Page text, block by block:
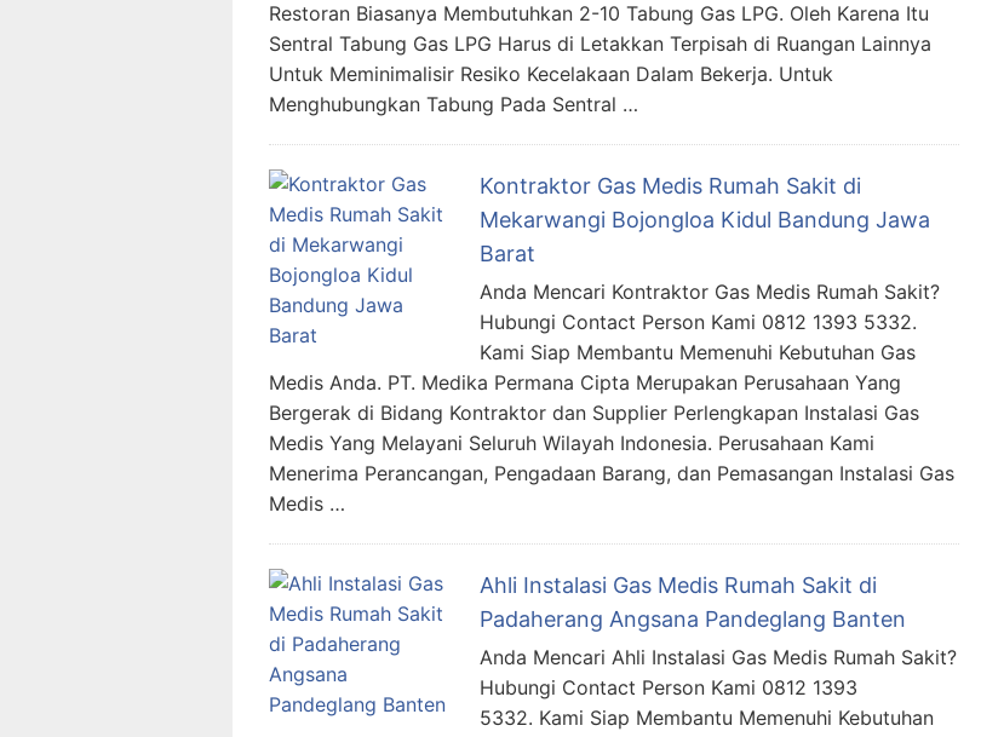
Restoran Biasanya Membutuhkan 2-10 Tabung Gas LPG. Oleh Karena Itu
Sentral Tabung Gas LPG Harus di Letakkan Terpisah di Ruangan Lainnya
Untuk Meminimalisir Resiko Kecelakaan Dalam Bekerja. Untuk
Menghubungkan Tabung Pada Sentral …
Kontraktor Gas Medis Rumah Sakit di
Mekarwangi Bojongloa Kidul Bandung Jawa
Barat
Anda Mencari Kontraktor Gas Medis Rumah Sakit?
Hubungi Contact Person Kami 0812 1393 5332.
Kami Siap Membantu Memenuhi Kebutuhan Gas
Medis Anda. PT. Medika Permana Cipta Merupakan Perusahaan Yang
Bergerak di Bidang Kontraktor dan Supplier Perlengkapan Instalasi Gas
Medis Yang Melayani Seluruh Wilayah Indonesia. Perusahaan Kami
Menerima Perancangan, Pengadaan Barang, dan Pemasangan Instalasi Gas
Medis …
Ahli Instalasi Gas Medis Rumah Sakit di
Padaherang Angsana Pandeglang Banten
Anda Mencari Ahli Instalasi Gas Medis Rumah Sakit?
Hubungi Contact Person Kami 0812 1393
5332. Kami Siap Membantu Memenuhi Kebutuhan